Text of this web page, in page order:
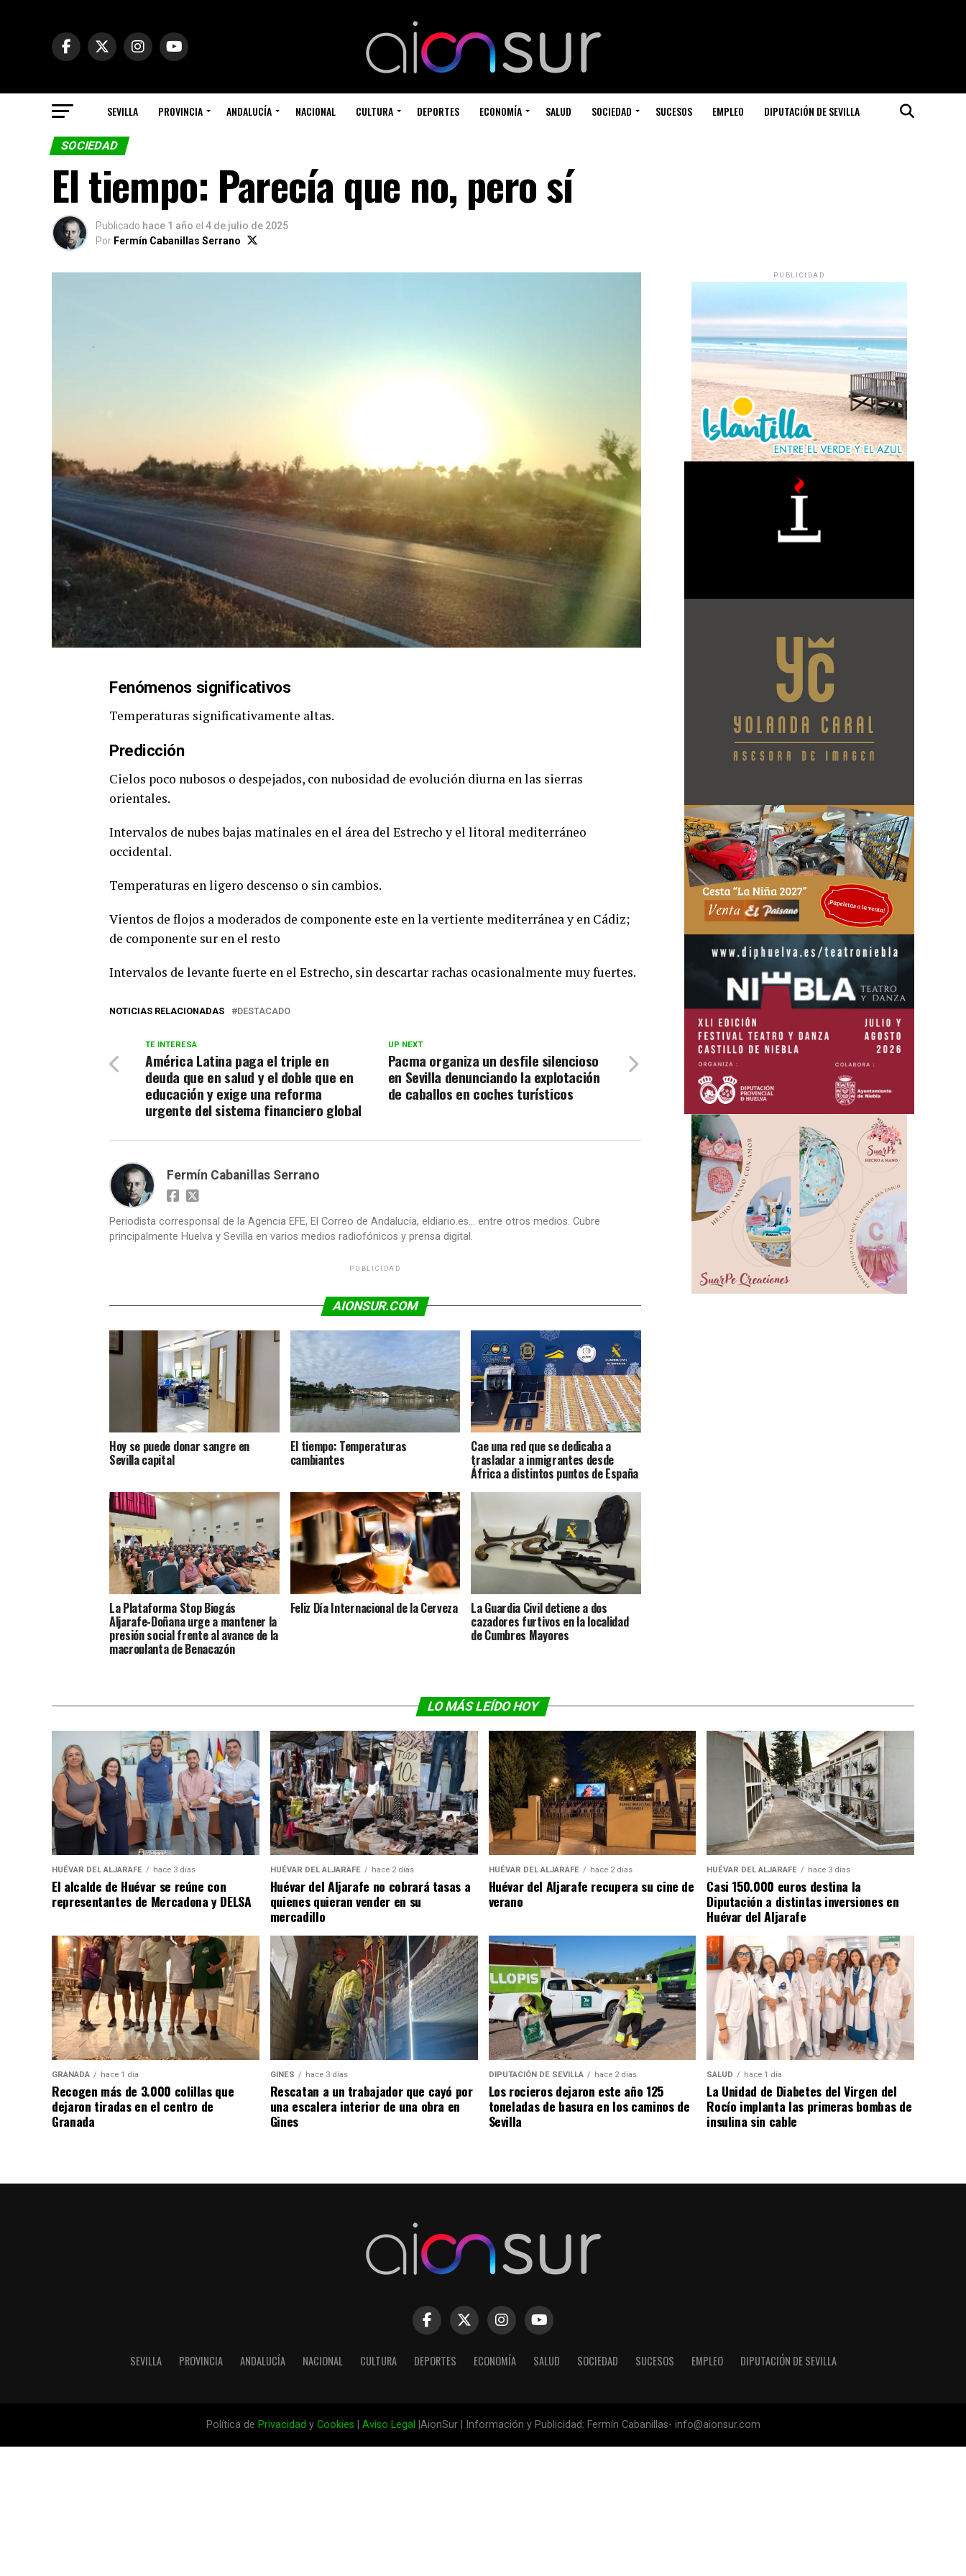
SEVILLA PROVINCIA ANDALUCÍA NACIONAL CULTURA DEPORTES ECONOMÍA SALUD SOCIEDAD SUCESOS EMPLEO DIPUTACIÓN DE SEVILLA
SOCIEDAD
El tiempo: Parecía que no, pero sí
Publicado hace 1 año el 4 de julio de 2025
Por Fermín Cabanillas Serrano
Fenómenos significativos
Temperaturas significativamente altas.
Predicción
Cielos poco nubosos o despejados, con nubosidad de evolución diurna en las sierras
orientales.
Intervalos de nubes bajas matinales en el área del Estrecho y el litoral mediterráneo
occidental.
Temperaturas en ligero descenso o sin cambios.
Vientos de flojos a moderados de componente este en la vertiente mediterránea y en Cádiz;
de componente sur en el resto
Intervalos de levante fuerte en el Estrecho, sin descartar rachas ocasionalmente muy fuertes.
NOTICIAS RELACIONADAS DESTACADO
UP NEXT
Pacma organiza un desfile silencioso
en Sevilla denunciando la explotación
de caballos en coches turísticos
TE INTERESA
América Latina paga el triple en
deuda que en salud y el doble que en
educación y exige una reforma
urgente del sistema financiero global
Fermín Cabanillas Serrano
Periodista corresponsal de la Agencia EFE, El Correo de Andalucía, eldiario.es... entre otros medios. Cubre
principalmente Huelva y Sevilla en varios medios radiofónicos y prensa digital.
PUBLICIDAD
AIONSUR.COM
Hoy se puede donar sangre en
Sevilla capital
El tiempo: Temperaturas
cambiantes
Cae una red que se dedicaba a
trasladar a inmigrantes desde
África a distintos puntos de España
La Plataforma Stop Biogás
Aljarafe-Doñana urge a mantener la
presión social frente al avance de la
macroplanta de Benacazón
Feliz Día Internacional de la Cerveza La Guardia Civil detiene a dos
cazadores furtivos en la localidad
de Cumbres Mayores
PUBLICIDAD
LO MÁS LEÍDO HOY
HUÉVAR DEL ALJARAFE hace 3 días
El alcalde de Huévar se reúne con
representantes de Mercadona y DELSA
HUÉVAR DEL ALJARAFE hace 2 días
Huévar del Aljarafe no cobrará tasas a
quienes quieran vender en su
mercadillo
HUÉVAR DEL ALJARAFE hace 2 días
Huévar del Aljarafe recupera su cine de
verano
HUÉVAR DEL ALJARAFE hace 3 días
Casi 150.000 euros destina la
Diputación a distintas inversiones en
Huévar del Aljarafe
GRANADA hace 1 día
Recogen más de 3.000 colillas que
dejaron tiradas en el centro de
Granada
GINES hace 3 días
Rescatan a un trabajador que cayó por
una escalera interior de una obra en
Gines
DIPUTACIÓN DE SEVILLA hace 2 días
Los rocieros dejaron este año 125
toneladas de basura en los caminos de
Sevilla
SALUD hace 1 día
La Unidad de Diabetes del Virgen del
Rocío implanta las primeras bombas de
insulina sin cable
SEVILLA PROVINCIA ANDALUCÍA NACIONAL CULTURA DEPORTES ECONOMÍA SALUD SOCIEDAD SUCESOS EMPLEO DIPUTACIÓN DE SEVILLA
Política de Privacidad y Cookies Aviso Legal |AionSur | Información y Publicidad: Fermín Cabanillas- info@aionsur.com